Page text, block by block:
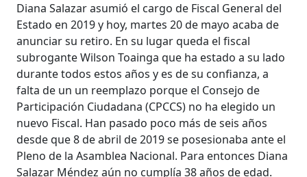
Diana Salazar asumió el cargo de Fiscal General del
Estado en 2019 y hoy, martes 20 de mayo acaba de
anunciar su retiro. En su lugar queda el fiscal
subrogante Wilson Toainga que ha estado a su lado
durante todos estos años y es de su confianza, a
falta de un un reemplazo porque el Consejo de
Participación Ciudadana (CPCCS) no ha elegido un
nuevo Fiscal. Han pasado poco más de seis años
desde que 8 de abril de 2019 se posesionaba ante el
Pleno de la Asamblea Nacional. Para entonces Diana
Salazar Méndez aún no cumplía 38 años de edad.